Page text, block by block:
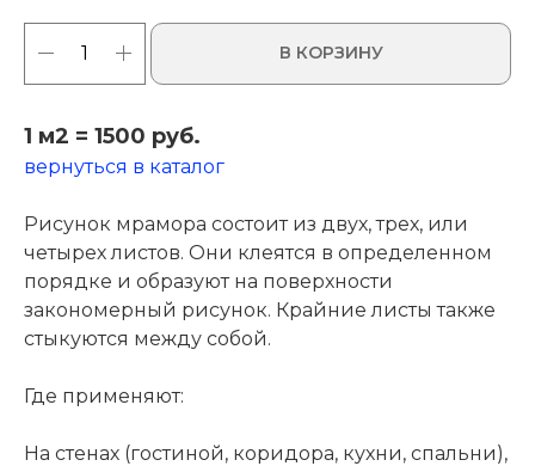
В КОРЗИНУ
1 м2 = 1500 руб.
вернуться в каталог
Рисунок мрамора состоит из двух, трех, или
четырех листов. Они клеятся в определенном
порядке и образуют на поверхности
закономерный рисунок. Крайние листы также
стыкуются между собой.
Где применяют:
На стенах (гостиной, коридора, кухни, спальни),